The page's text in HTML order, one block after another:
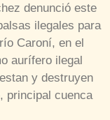
denunció este
ilegales para
Caroní, en el
aurífero ilegal
y destruyen
principal cuenca